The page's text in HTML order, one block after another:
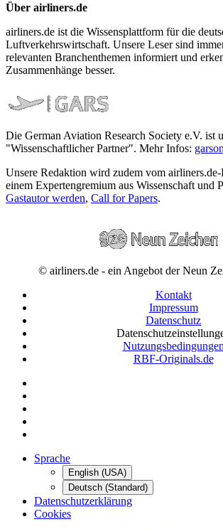
Über airliners.de
airliners.de ist die Wissensplattform für die
Luftverkehrswirtschaft. Unsere Leser sind
relevanten Branchenthemen informiert und
Zusammenhänge besser.
Die German Aviation Research Society e.V. ist
"Wissenschaftlicher Partner". Mehr Infos:
Unsere Redaktion wird zudem vom airliners.de-
einem Expertengremium aus Wissenschaft und
Gastautor werden, Call for Papers.
© airliners.de - ein Angebot der Neun
Kontakt
Impressum
Datenschutz
Nutzungsbedingungen
RBF-Originals.de
Sprache
English (USA)
Deutsch (Standard)
Datenschutzerklärung
Cookies